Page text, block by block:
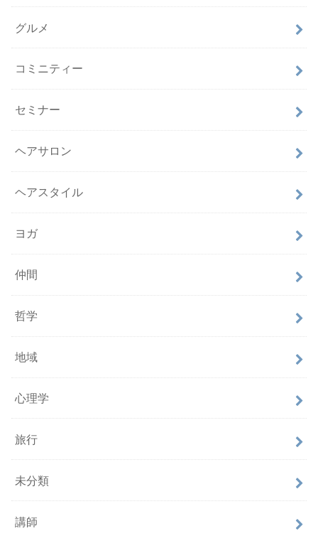
グルメ
コミニティー
セミナー
ヘアサロン
ヘアスタイル
ヨガ
仲間
哲学
地域
心理学
旅行
未分類
講師